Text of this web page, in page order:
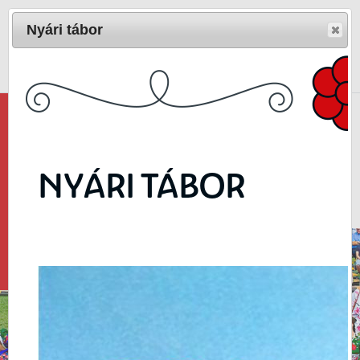
Magyar /English
Telefon: 49-411-686
E-mail:matyofolk@gmail.com
Nyári tábor
NYÁRI TÁBOR